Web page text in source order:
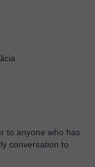
to anyone who has
conversation to